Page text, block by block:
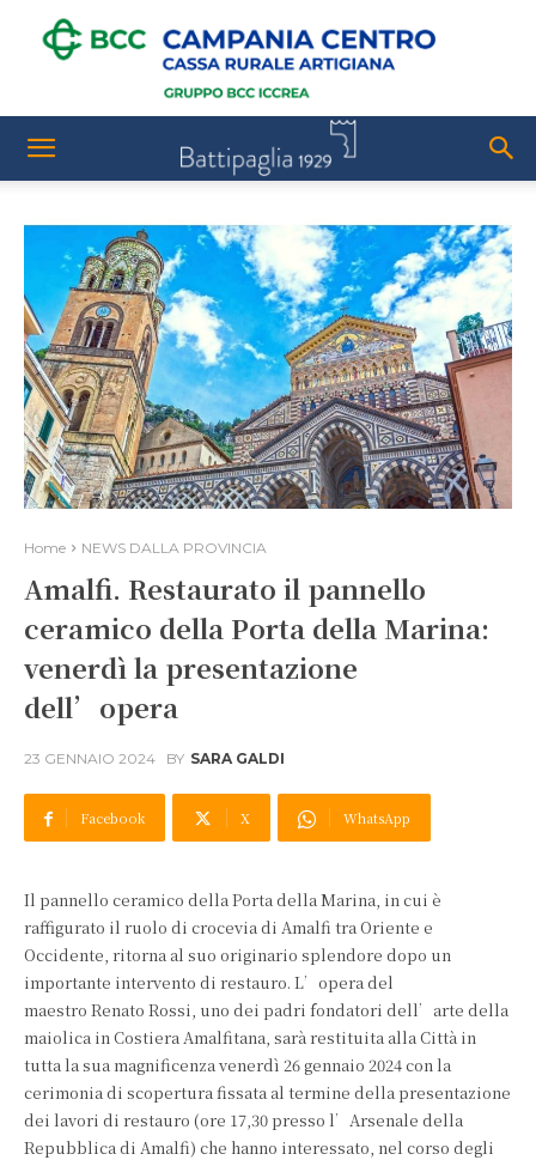
Home NEWS DALLA PROVINCIA
Amalfi. Restaurato il pannello
ceramico della Porta della Marina:
venerdì la presentazione
dell’opera
23 GENNAIO 2024 BY SARA GALDI
Facebook X WhatsApp
Il pannello ceramico della Porta della Marina, in cui è
raffigurato il ruolo di crocevia di Amalfi tra Oriente e
Occidente, ritorna al suo originario splendore dopo un
importante intervento di restauro. L’opera del
maestro Renato Rossi, uno dei padri fondatori dell’arte della
maiolica in Costiera Amalfitana, sarà restituita alla Città in
tutta la sua magnificenza venerdì 26 gennaio 2024 con la
cerimonia di scopertura fissata al termine della presentazione
dei lavori di restauro (ore 17,30 presso l’Arsenale della
Repubblica di Amalfi) che hanno interessato, nel corso degli